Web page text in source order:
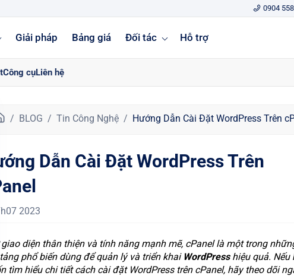
0904
Giải pháp Bảng giá Đối tác Hỗ trợ
Công cụLiên hệ
T
n
g
c
h
ủ
BLOG Tin Công Nghệ Hướng Dẫn Cài Đặt WordPress Trên
Dẫn Cài Đặt WordPress Trên
2023
giao diện thân thiện và tính năng mạnh mẽ, cPanel là một trong
phổ biến dùng để quản lý và triển khai WordPresshiệu quả. Nếu
tìm hiểu chi tiết cách cài đặt WordPress trên cPanel, hãy theo dõi